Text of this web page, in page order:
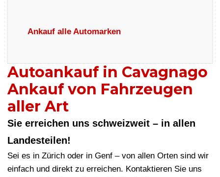
Ankauf alle Automarken
Autoankauf in Cavagnago
Ankauf von Fahrzeugen
aller Art
Sie erreichen uns schweizweit – in allen
Landesteilen!
Sei es in Zürich oder in Genf – von allen Orten sind wir
einfach und direkt zu erreichen. Kontaktieren Sie uns